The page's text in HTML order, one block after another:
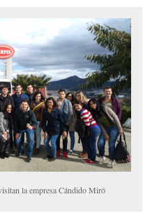
la empresa Cándido Miró